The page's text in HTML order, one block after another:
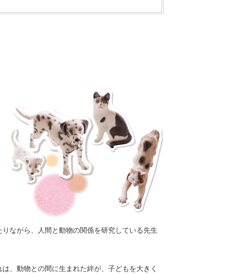
ながら、人間と動物の関係を研究している先生
、動物との間に生まれた絆が、子どもを大きく